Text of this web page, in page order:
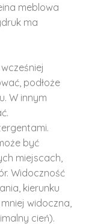
meblowa
ma
podłoże
W innym
być
miejscach,
Widoczność
kierunku
widoczna,
cień).